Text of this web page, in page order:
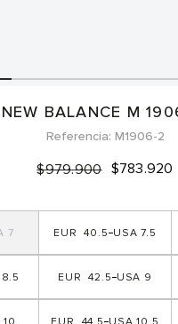
BALANCE M
Referencia M1906-2
$979.900 $783.920
7 7.5
40.5
8.5 9
42.5
10 10.5
44.5